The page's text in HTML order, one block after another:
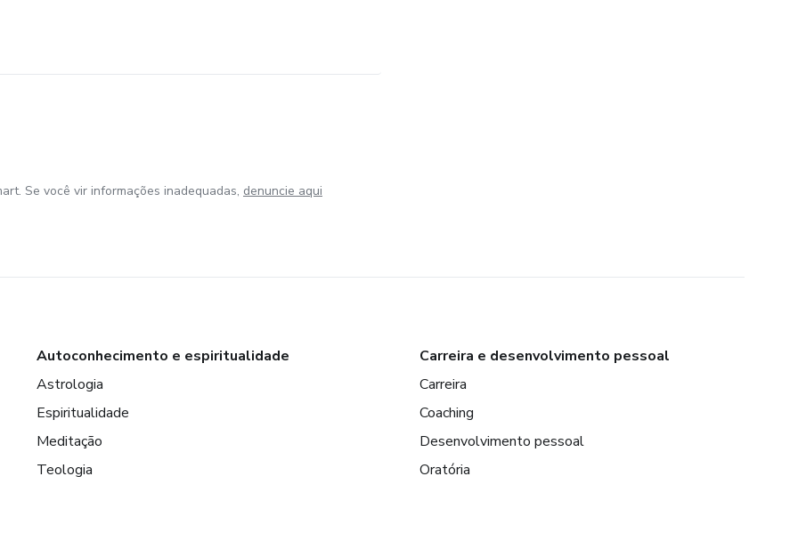
Se você vir informações inadequadas, denuncie aqui
Autoconhecimento e espiritualidade
Astrologia
Espiritualidade
Meditação
Teologia
Carreira e desenvolvimento pessoal
Carreira
Coaching
Desenvolvimento pessoal
Oratória